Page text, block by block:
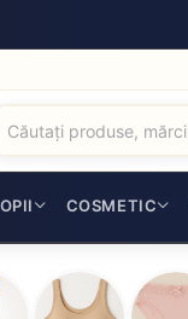
COSMETIC